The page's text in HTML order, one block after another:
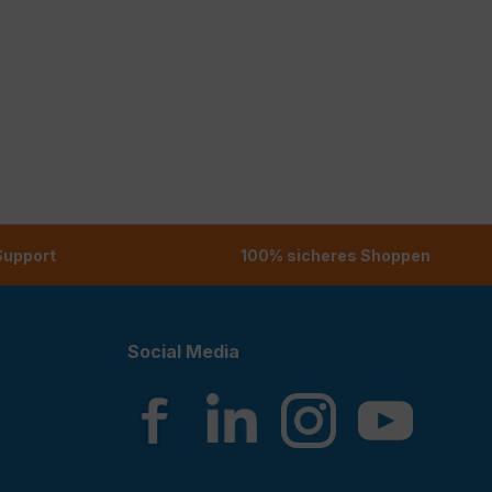
100% sicheres Shoppen
Social Media